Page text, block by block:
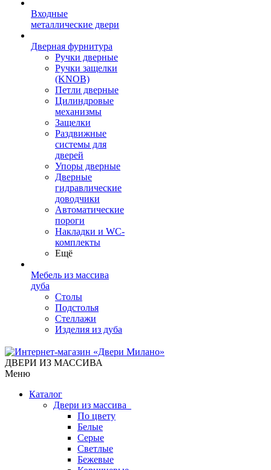
Входные
металлические двери
Дверная фурнитура
Ручки дверные
Ручки защелки
(KNOB)
Петли дверные
Цилиндровые
механизмы
Защелки
Раздвижные
системы для
дверей
Упоры дверные
Дверные
гидравлические
доводчики
Автоматические
пороги
Накладки и WC-
комплекты
Ещё
Мебель из массива
дуба
Столы
Подстолья
Стеллажи
Изделия из дуба
ДВЕРИ ИЗ МАССИВА
Меню
Каталог
Двери из массива
По цвету
Белые
Серые
Светлые
Бежевые